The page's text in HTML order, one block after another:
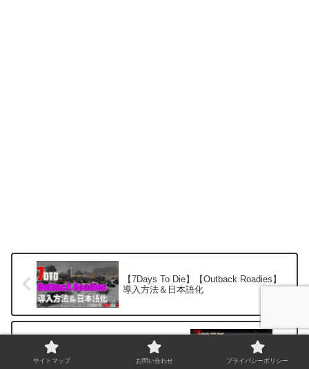
【7Days To Die】【Outback Roadies】
導入方法＆日本語化
【7Days To Die】【Gan The Grey -
Grey’s Prophecy】導入方法＆日本語化
サイトマップ お問い合わせ プライバシーポリシー